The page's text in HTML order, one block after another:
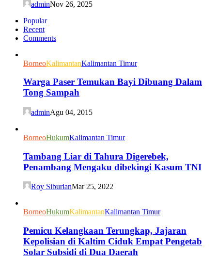
adminNov 26, 2025
Popular
Recent
Comments
BorneoKalimantanKalimantan Timur
Warga Paser Temukan Bayi Dibuang Dalam
Tong Sampah
adminAgu 04, 2015
BorneoHukumKalimantan Timur
Tambang Liar di Tahura Digerebek,
Penambang Mengaku dibekingi Kasum TNI
Roy SiburianMar 25, 2022
BorneoHukumKalimantanKalimantan Timur
Pemicu Kelangkaan Terungkap, Jajaran
Kepolisian di Kaltim Ciduk Empat Pengetab
Solar Subsidi di Dua Daerah